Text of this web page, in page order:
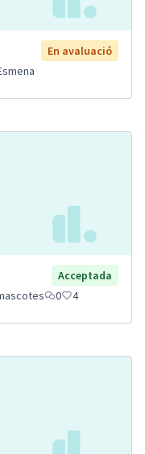
En avaluació
Acceptada
0 4